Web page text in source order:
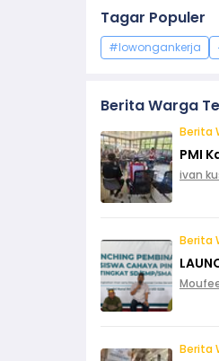
Tagar Populer
#lowongankerja
Berita Warga
Berita
PMI
ivan
Berita
Berita